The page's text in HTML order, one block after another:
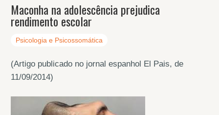
Maconha na adolescência prejudica
rendimento escolar
Psicologia e Psicossomática
(Artigo publicado no jornal espanhol El Pais, de
11/09/2014)